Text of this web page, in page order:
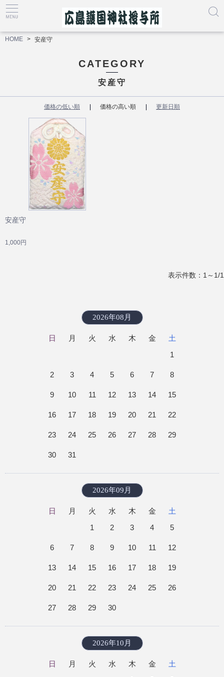
HOME 安産守
CATEGORY
安産守
価格の低い順 価格の高い順 更新日順
安産守
1,000円
表示件数：1～1/1
2026年08月
日 月 火 水 木 金
土
1
2 3 4 5 6 7 8
9 10 11 12 13 14 15
16 17 18 19 20 21 22
23 24 25 26 27 28 29
30 31
2026年09月
日 月 火 水 木 金
土
1
2 3 4 5
6 7 8 9 10 11 12
13 14 15 16 17 18 19
20 21 22 23 24 25 26
27 28 29 30
2026年10月
日 月 火 水 木 金
土